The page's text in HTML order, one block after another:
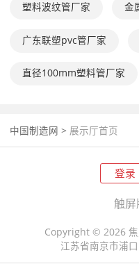
塑料波纹管厂家 金
广东联塑pvc管厂家
直径100mm塑料管厂家
中国制造网 > 展示厅首页
登录
触屏
Copyright © 2026 焦
江苏省南京市浦